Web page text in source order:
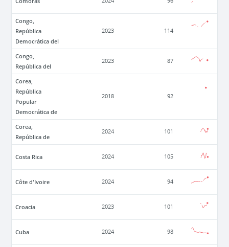
Congo,
República
Democrática del
2023 114
Congo,
República del
2023 87
Corea,
República
Popular
Democrática de
2018 92
Corea,
República de
2024 101
Costa Rica 2024 105
Côte d'Ivoire 2024 94
Croacia 2023 101
Cuba 2024 98